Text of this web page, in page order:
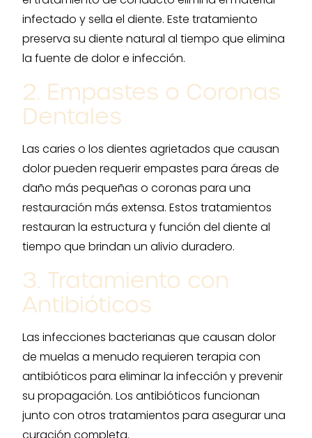
infectado y sella el diente. Este tratamiento
preserva su diente natural al tiempo que elimina
la fuente de dolor e infección.
2. Empastes o Coronas
Dentales
Las caries o los dientes agrietados que causan
dolor pueden requerir empastes para áreas de
daño más pequeñas o coronas para una
restauración más extensa. Estos tratamientos
restauran la estructura y función del diente al
tiempo que brindan un alivio duradero.
3. Tratamiento con
Antibióticos
Las infecciones bacterianas que causan dolor
de muelas a menudo requieren terapia con
antibióticos para eliminar la infección y prevenir
su propagación. Los antibióticos funcionan
junto con otros tratamientos para asegurar una